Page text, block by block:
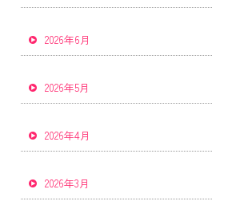
2026年6月
2026年5月
2026年4月
2026年3月